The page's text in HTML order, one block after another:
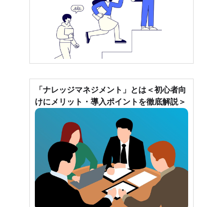
「ナレッジマネジメント」とは＜初心者向
けにメリット・導入ポイントを徹底解説＞